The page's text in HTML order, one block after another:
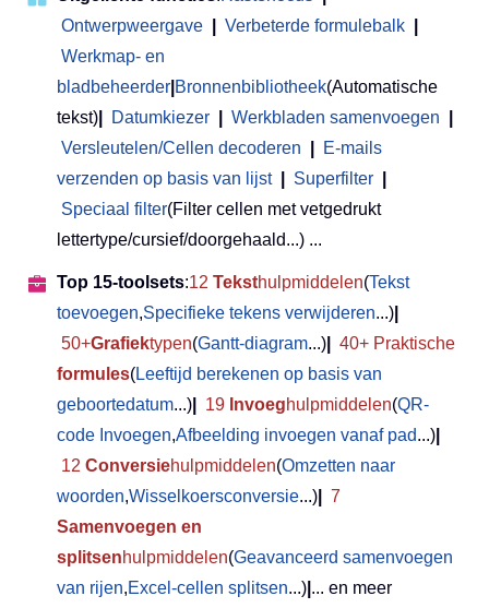
Ontwerpweergave
Verbeterde formulebalk
Werkmap- en
bladbeheerder Bronnenbibliotheek(Automatische
tekst)
Datumkiezer Werkbladen samenvoegen
Versleutelen/Cellen decoderen
E-mails
verzenden op basis van lijst
Superfilter
Speciaal filter(Filter cellen met vetgedrukt
lettertype/cursief/doorgehaald...) ...
Top 15-toolsets:12 Teksthulpmiddelen(Tekst
toevoegen,Specifieke tekens verwijderen...)
50+Grafiektypen(Gantt-diagram...)
40+ Praktische
formules(Leeftijd berekenen op basis van
geboortedatum...) 19 Invoeghulpmiddelen(QR-
code Invoegen,Afbeelding invoegen vanaf pad...)
12 Conversiehulpmiddelen(Omzetten naar
woorden,Wisselkoersconversie...)
7
Samenvoegen en
splitsenhulpmiddelen(Geavanceerd samenvoegen
van rijen,Excel-cellen splitsen...) ... en meer